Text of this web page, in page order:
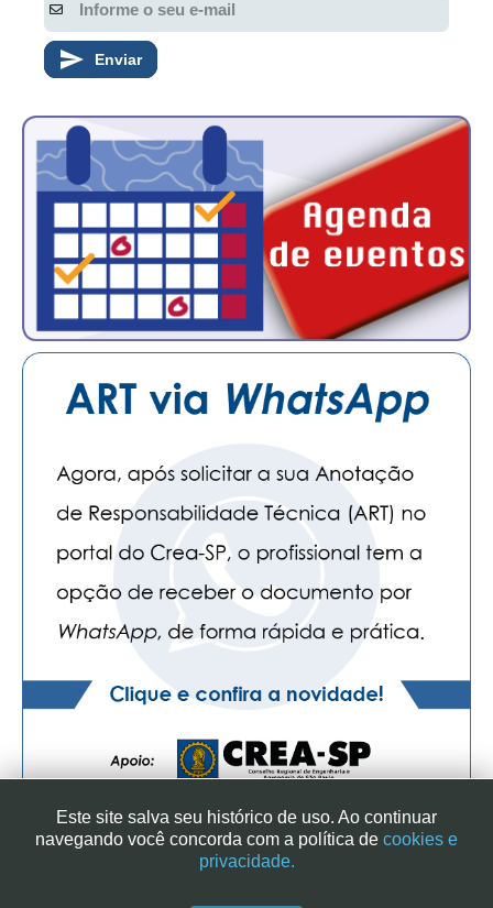
HOMOLOGAÇÕES
PISO SALARIAL
OPORTUNIDADES
APRESENTAÇÃO
EMPREGO E ESTÁGIO
CARREIRA
AUTÔNOMOS E SERVIÇOS
GUIA DAS ENGENHARIAS
CURSOS
ENGENHEIRO EMPREENDEDOR
SEESP EDUCAÇÃO
PLATAFORMAS GRATUITAS
BENEFÍCIOS
PLANO DE SAÚDE
Enviar
SINDICATO DOS ENGENHEIROS NO ESTADO DE SÃO PAULO
Este site salva seu histórico de uso. Ao continuar
navegando você concorda com a política de cookies e
privacidade.